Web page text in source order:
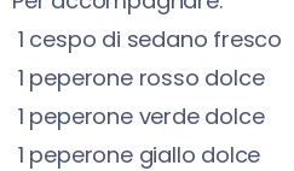
1 cespo di sedano fresco
1 peperone rosso dolce
1 peperone verde dolce
1 peperone giallo dolce